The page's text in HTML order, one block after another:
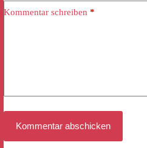
Kommentar schreiben *
Kommentar abschicken